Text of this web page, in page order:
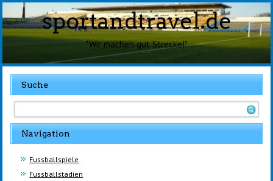
sportandtravel.de
"Wir machen gut Strecke!"
Suche
Navigation
Fussballspiele
Fussballstadien